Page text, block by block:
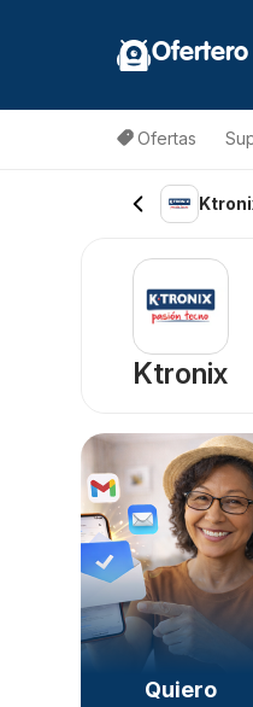
Ofertero
Ofertas
Ktronix
Quiero